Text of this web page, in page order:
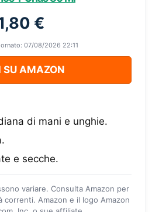
€
07/08/2026 22:11
SU AMAZON
di mani e unghie.
e secche.
variare. Consulta Amazon per
correnti. Amazon e il logo Amazon